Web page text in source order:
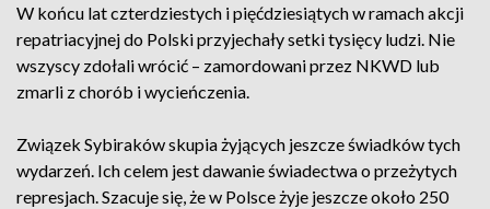
W końcu lat czterdziestych i pięćdziesiątych w ramach akcji
repatriacyjnej do Polski przyjechały setki tysięcy ludzi. Nie
wszyscy zdołali wrócić – zamordowani przez NKWD lub
zmarli z chorób i wycieńczenia.
Związek Sybiraków skupia żyjących jeszcze świadków tych
wydarzeń. Ich celem jest dawanie świadectwa o przeżytych
represjach. Szacuje się, że w Polsce żyje jeszcze około 250